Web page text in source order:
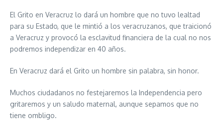
El Grito en Veracruz lo dará un hombre que no tuvo lealtad
para su Estado, que le mintió a los veracruzanos, que traicionó
a Veracruz y provocó la esclavitud financiera de la cual no nos
podremos independizar en 40 años.
En Veracruz dará el Grito un hombre sin palabra, sin honor.
Muchos ciudadanos no festejaremos la Independencia pero
gritaremos y un saludo maternal, aunque sepamos que no
tiene ombligo.